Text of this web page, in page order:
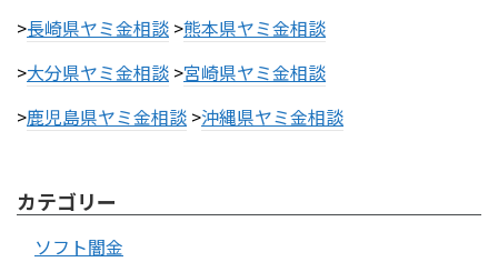
>長崎県ヤミ金相談 >熊本県ヤミ金相談
>大分県ヤミ金相談 >宮崎県ヤミ金相談
>鹿児島県ヤミ金相談 >沖縄県ヤミ金相談
カテゴリー
ソフト闇金